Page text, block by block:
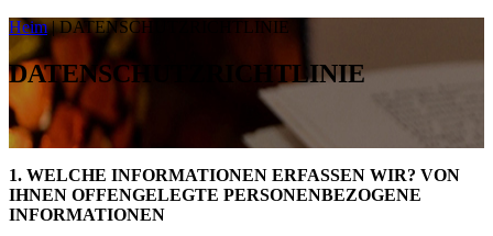
Heim|DATENSCHUTZRICHTLINIE
DATENSCHUTZRICHTLINIE
1. WELCHE INFORMATIONEN ERFASSEN WIR? VON
IHNEN OFFENGELEGTE PERSONENBEZOGENE
INFORMATIONEN